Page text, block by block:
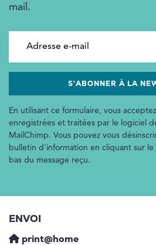
mail.
En utilisant ce formulaire, vous
enregistrées et traitées par le logiciel
MailChimp. Vous pouvez vous
bulletin d'information en cliquant sur
bas du message reçu.
ENVOI
print@home